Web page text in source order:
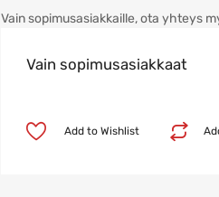
Vain sopimusasiakkaille, ota yhteys
Vain sopimusasiakkaat
Add to Wishlist